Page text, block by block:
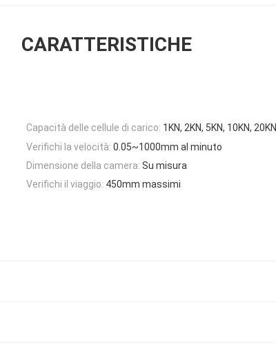
CARATTERISTICHE
Capacità delle cellule di carico: 1KN, 2KN, 5KN, 10KN, 20KN
Verifichi la velocità: 0.05~1000mm al minuto
Dimensione della camera: Su misura
Verifichi il viaggio: 450mm massimi